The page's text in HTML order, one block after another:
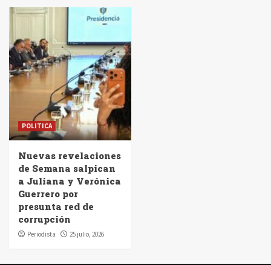
POLITICA
Nuevas revelaciones
de Semana salpican
a Juliana y Verónica
Guerrero por
presunta red de
corrupción
Periodista 25 julio, 2026